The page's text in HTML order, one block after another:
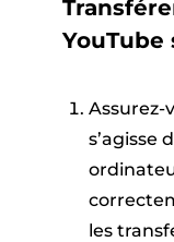
YouTube
Assurez-
s’agisse
les